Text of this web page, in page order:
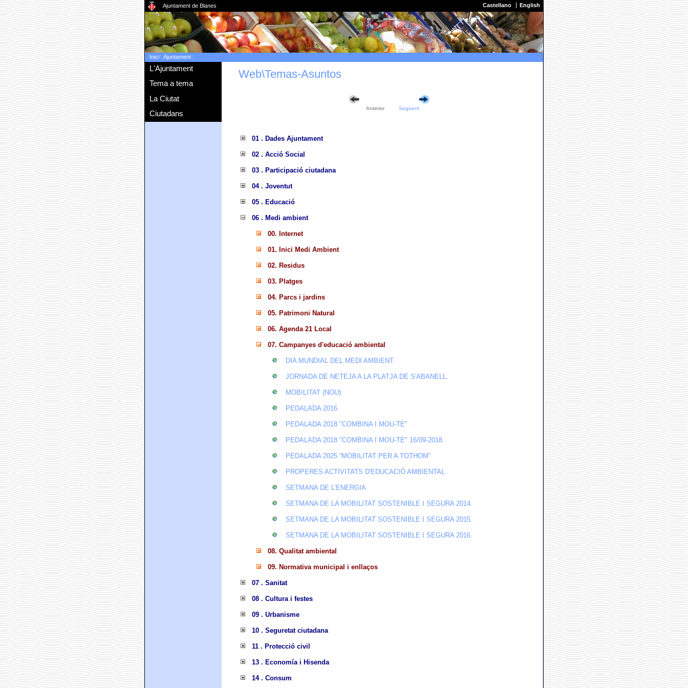
Ajuntament de Blanes Castellano English
Inici: Ajuntament:
L'Ajuntament
Tema a tema
La Ciutat
Ciutadans
Web\Temas-Asuntos
Anterior Següent
01 . Dades Ajuntament
02 . Acció Social
03 . Participació ciutadana
04 . Joventut
05 . Educació
06 . Medi ambient
00. Internet
01. Inici Medi Ambient
02. Residus
03. Platges
04. Parcs i jardins
05. Patrimoni Natural
06. Agenda 21 Local
07. Campanyes d'educació ambiental
DIA MUNDIAL DEL MEDI AMBIENT.
JORNADA DE NETEJA A LA PLATJA DE S'ABANELL.
MOBILITAT (NOU)
PEDALADA 2016.
PEDALADA 2018 "COMBINA I MOU-TE"
PEDALADA 2018 "COMBINA I MOU-TE" 16/09-2018.
PEDALADA 2025 “MOBILITAT PER A TOTHOM”
PROPERES ACTIVITATS D'EDUCACIÓ AMBIENTAL
SETMANA DE L'ENERGIA
SETMANA DE LA MOBILITAT SOSTENIBLE I SEGURA 2014.
SETMANA DE LA MOBILITAT SOSTENIBLE I SEGURA 2015.
SETMANA DE LA MOBILITAT SOSTENIBLE I SEGURA 2016.
08. Qualitat ambiental
09. Normativa municipal i enllaços
07 . Sanitat
08 . Cultura i festes
09 . Urbanisme
10 . Seguretat ciutadana
11 . Protecció civil
13 . Economía i Hisenda
14 . Consum